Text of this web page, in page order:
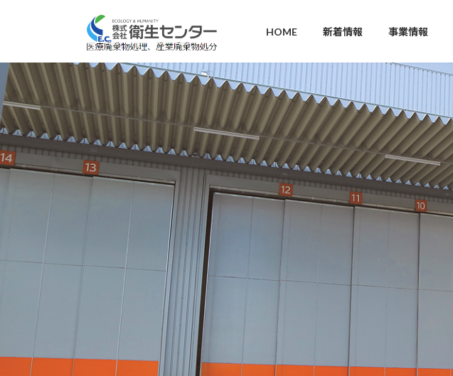
ン
ツ
へ
ス
キ
ッ
プ
ー
シ
ョ
ン
に
移
動
HOME 新着情報 事業情報